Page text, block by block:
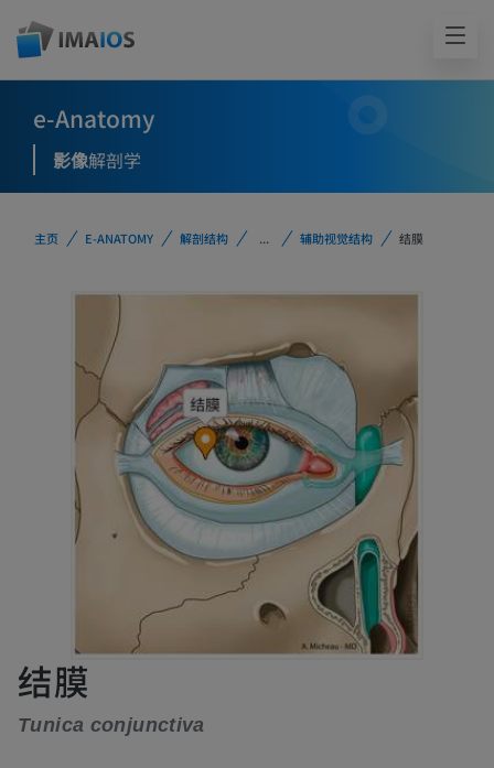
e-Anatomy
影像解剖学
主页 E-ANATOMY 解剖结构 ... 辅助视觉结构 结膜
结膜
Tunica conjunctiva